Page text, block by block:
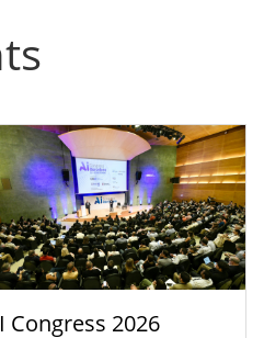
Congress 2026